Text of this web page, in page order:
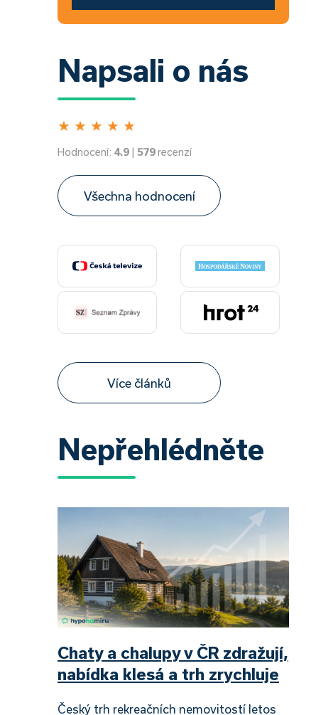
Napsali o nás
★ ★ ★ ★ ★
Hodnocení: 4.9 | 579recenzí
Všechna hodnocení
Více článků
Nepřehlédněte
Chaty a chalupy v ČR zdražují,
nabídka klesá a trh zrychluje
Český trh rekreačních nemovitostí letos